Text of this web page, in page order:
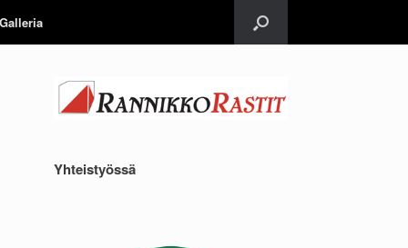
Galleria
Yhteistyössä